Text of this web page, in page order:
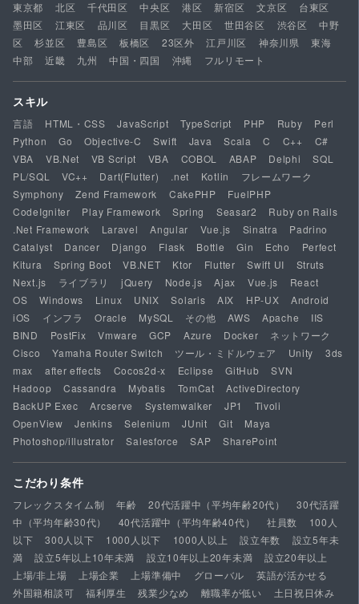
東京都
北区 千代田区 中央区 港区 新宿区 文京区
台東区
墨田区
江東区 品川区 目黒区 大田区 世田谷区 渋谷区
中野
区
杉並区 豊島区 板橋区 23区外 江戸川区 神奈川県
東海
中部
近畿 九州 中国・四国 沖縄 フルリモート
スキル
言語 HTML・CSS JavaScript TypeScript PHP Ruby
Perl
Python
Go Objective-C Swift Java Scala C C++
C#
VBA
VB.Net VB Script VBA COBOL ABAP Delphi
SQL
PL/SQL
VC++ Dart(Flutter) .net Kotlin
フレームワーク
Symphony
Zend Framework CakePHP
FuelPHP
CodeIgniter
Play Framework Spring Seasar2
Ruby on Rails
.Net Framework
Laravel Angular Vue.js Sinatra
Padrino
Catalyst
Dancer Django Flask Bottle Gin Echo
Perfect
Kitura
Spring Boot VB.NET Ktor Flutter Swift UI
Struts
Next.js
ライブラリ jQuery Node.js Ajax Vue.js
React
OS
Windows Linux UNIX Solaris AIX HP-UX
Android
iOS
インフラ Oracle MySQL その他 AWS Apache
IIS
BIND
PostFix Vmware GCP Azure Docker
ネットワーク
Cisco
Yamaha Router Switch ツール・ミドルウェア Unity
3ds
max
after effects Cocos2d-x Eclipse GitHub
SVN
Hadoop
Cassandra Mybatis TomCat
ActiveDirectory
BackUP Exec
Arcserve Systemwalker JP1
Tivoli
OpenView
Jenkins Selenium JUnit Git
Maya
Photoshop/illustrator
Salesforce SAP SharePoint
こだわり条件
フレックスタイム制 年齢 20代活躍中（平均年齢20代）
30代活躍
中（平均年齢30代）
40代活躍中（平均年齢40代） 社員数
100人
以下
300人以下 1000人以下 1000人以上 設立年数
設立5年未
満
設立5年以上10年未満 設立10年以上20年未満
設立20年以上
上場/非上場
上場企業 上場準備中 グローバル
英語が活かせる
外国籍相談可
福利厚生 残業少なめ 離職率が低い
土日祝日休み